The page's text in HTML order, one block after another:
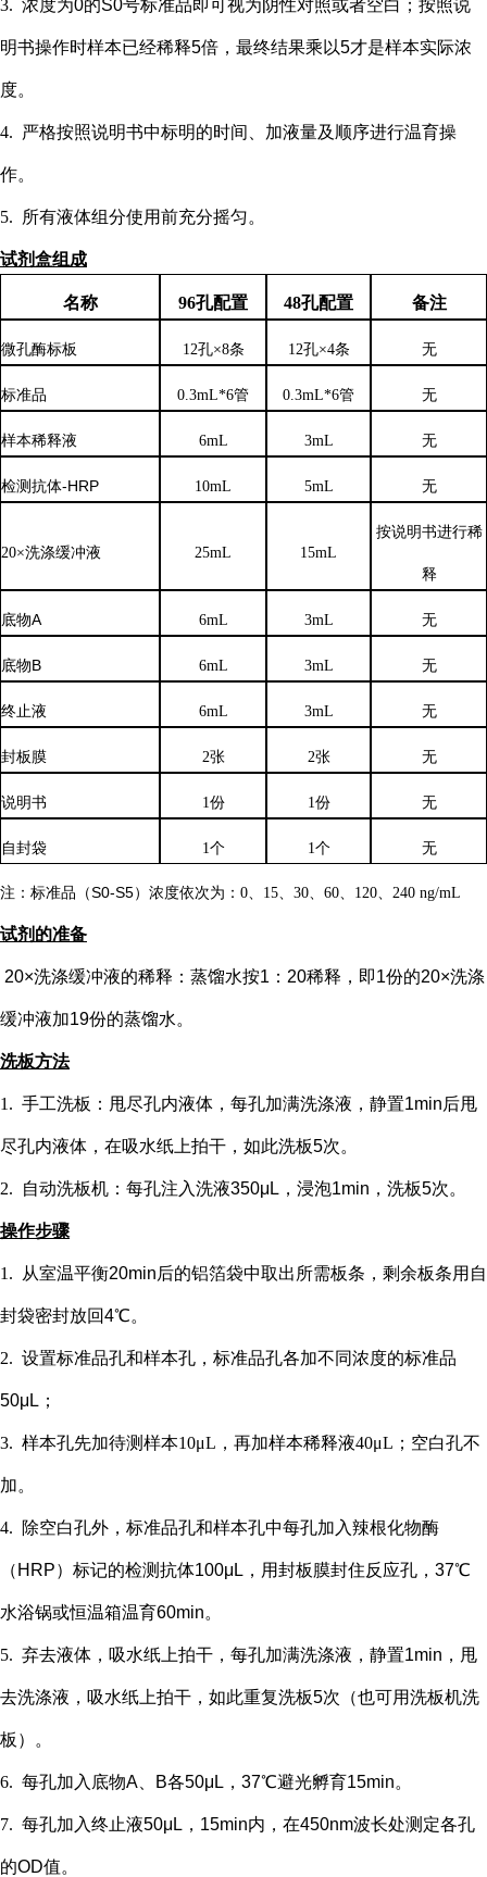
3. 浓度为0的S0号标准品即可视为阴性对照或者空白；按照说
明书操作时样本已经稀释5倍，最终结果乘以5才是样本实际浓
度。
4. 严格按照说明书中标明的时间、加液量及顺序进行温育操
作。
5. 所有液体组分使用前充分摇匀。
试剂盒组成
名称 96孔配置 48孔配置 备注
微孔酶标板 12孔×8条 12孔×4条 无
标准品 0.3mL*6管 0.3mL*6管 无
样本稀释液 6mL 3mL 无
检测抗体-HRP 10mL 5mL 无
20×洗涤缓冲液 25mL 15mL
按说明书进行稀
释
底物A 6mL 3mL 无
底物B 6mL 3mL 无
终止液 6mL 3mL 无
封板膜 2张 2张 无
说明书 1份 1份 无
自封袋 1个 1个 无
注：标准品（S0-S5）浓度依次为： 0、15、30、60、120、240 ng/mL
试剂的准备
20×洗涤缓冲液的稀释：蒸馏水按1：20稀释，即1份的20×洗涤
缓冲液加19份的蒸馏水。
洗板方法
1. 手工洗板：甩尽孔内液体，每孔加满洗涤液，静置1min后甩
尽孔内液体，在吸水纸上拍干，如此洗板5次。
2. 自动洗板机：每孔注入洗液350μL，浸泡1min，洗板5次。
操作步骤
1. 从室温平衡20min后的铝箔袋中取出所需板条，剩余板条用自
封袋密封放回4℃。
2. 设置标准品孔和样本孔 ，标准品孔各加不同浓度的标准品
50μL；
3. 样本孔先加待测样本10μL，再加样本稀释液40μL； 空白孔不
加。
4. 除空白孔外， 标准品孔和样本孔中每孔加入辣根化物酶
（ HRP）标记的检测抗体100μL，用封板膜封住反应孔，37℃
水浴锅或恒温箱温育60min。
5. 弃去液体，吸水纸上拍干，每孔加满洗涤液，静置1min，甩
去洗涤液，吸水纸上拍干，如此重复洗板5次（也可用洗板机洗
板）。
6. 每孔加入底物A、B各50μL，37℃避光孵育15min。
7. 每孔加入终止液50μL，15min内，在450nm波长处测定各孔
的OD值。